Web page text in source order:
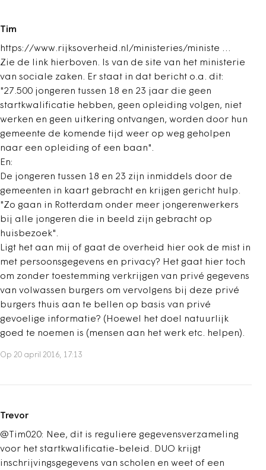
Tim
https://www.rijksoverheid.nl/ministeries/ministe …
Zie de link hierboven. Is van de site van het ministerie
van sociale zaken. Er staat in dat bericht o.a. dit:
"27.500 jongeren tussen 18 en 23 jaar die geen
startkwalificatie hebben, geen opleiding volgen, niet
werken en geen uitkering ontvangen, worden door hun
gemeente de komende tijd weer op weg geholpen
naar een opleiding of een baan".
En:
De jongeren tussen 18 en 23 zijn inmiddels door de
gemeenten in kaart gebracht en krijgen gericht hulp.
"Zo gaan in Rotterdam onder meer jongerenwerkers
bij alle jongeren die in beeld zijn gebracht op
huisbezoek".
Ligt het aan mij of gaat de overheid hier ook de mist in
met persoonsgegevens en privacy? Het gaat hier toch
om zonder toestemming verkrijgen van privé gegevens
van volwassen burgers om vervolgens bij deze privé
burgers thuis aan te bellen op basis van privé
gevoelige informatie? (Hoewel het doel natuurlijk
goed te noemen is (mensen aan het werk etc. helpen).
Op 20 april 2016, 17:13
Trevor
@Tim020: Nee, dit is reguliere gegevensverzameling
voor het startkwalificatie-beleid. DUO krijgt
inschrijvingsgegevens van scholen en weet of een